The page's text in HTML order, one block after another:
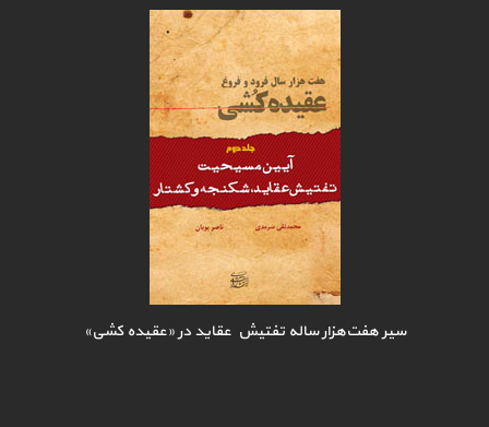
سیر هفت‌هزار ساله تفتیش عقاید در «عقیده کشی»